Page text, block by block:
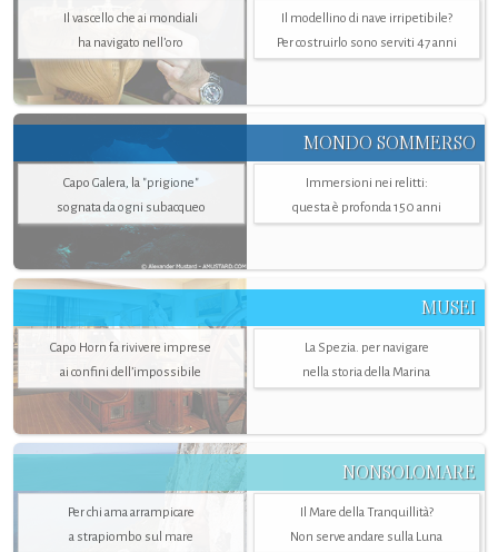
Il vascello che ai mondiali
ha navigato nell’oro
Il modellino di nave irripetibile?
Per costruirlo sono serviti 47 anni
MONDO SOMMERSO
Capo Galera, la "prigione"
sognata da ogni subacqueo
Immersioni nei relitti:
questa è profonda 150 anni
MUSEI
Capo Horn fa rivivere imprese
ai confini dell’impossibile
La Spezia. per navigare
nella storia della Marina
NONSOLOMARE
Per chi ama arrampicare
a strapiombo sul mare
Il Mare della Tranquillità?
Non serve andare sulla Luna